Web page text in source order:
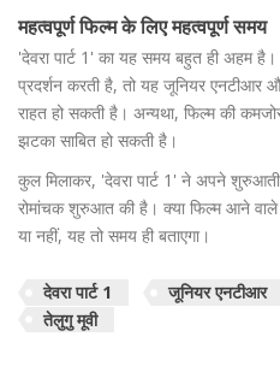
महत्वपूर्ण फिल्म के लिए महत्वपूर्ण समय
'देवरा पार्ट 1' का यह समय बहुत ही अहम
प्रदर्शन करती है, तो यह जूनियर एनटीआर
राहत हो सकती है। अन्यथा, फिल्म की
झटका साबित हो सकती है।
कुल मिलाकर, 'देवरा पार्ट 1' ने अपने
रोमांचक शुरुआत की है। क्या फिल्म आने वाले
या नहीं, यह तो समय ही बताएगा।
देवरा पार्ट 1 जूनियर एनटीआर
तेलुगु मूवी